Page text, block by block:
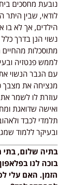
נובעת מחסכים
לודאי, שבין
הילדים, אך לא בו
נשוי הנן בדרך
מתוסכלות
לממש פנטזיה
עם הגבר הנשוי
מנציחה את מצבך
עוזרת לו לשמר את
ואישה שדואגת
תלמדי לכבד
ובעיקר ללמוד
בתיה שלום,
בוכה לנו
הזמן. האם עלי